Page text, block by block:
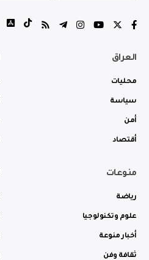
العراق
محليات
سياسة
أمن
أقتصاد
منوعات
رياضة
علوم وتكنولوجيا
أخبار منوعة
ثقافة وفن